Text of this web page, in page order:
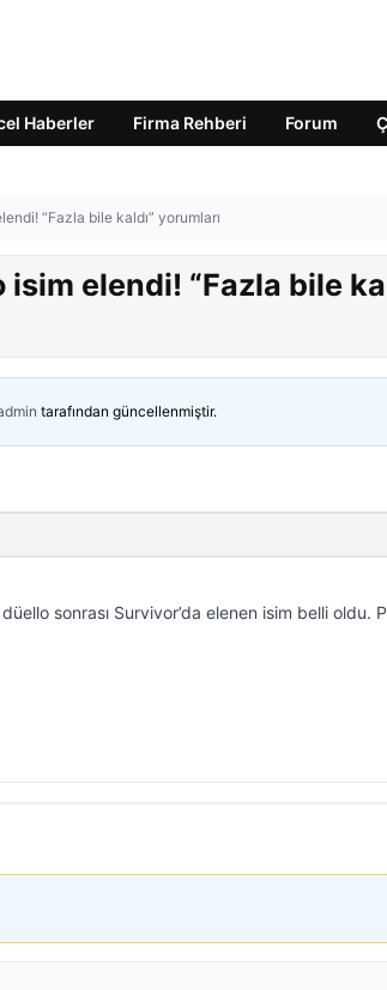
Haberler Firma Rehberi Forum
“Fazla bile kaldı” yorumları
isim elendi! “Fazla bile
tarafından güncellenmiştir.
sonrası Survivor’da elenen isim belli oldu.